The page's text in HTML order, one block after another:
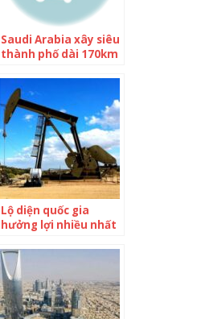
Saudi Arabia xây siêu
thành phố dài 170km
triệu người, không
đường xá, không khí
thải
Lộ diện quốc gia
hưởng lợi nhiều nhất
giảm sản lượng